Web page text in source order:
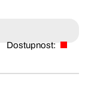
Dostupnost: